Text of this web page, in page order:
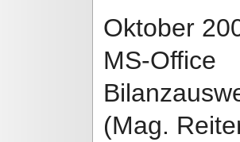
Oktober
MS-Office
(Mag.